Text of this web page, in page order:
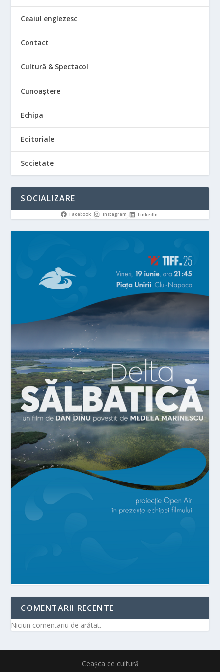
Ceaiul englezesc
Contact
Cultură & Spectacol
Cunoaștere
Echipa
Editoriale
Societate
SOCIALIZARE
Facebook Instagram LinkedIn
COMENTARII RECENTE
Niciun comentariu de arătat.
Ceașca de cultură